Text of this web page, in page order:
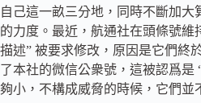
自己這一畝三分地，同時不斷加大
的力度。最近，航通社在頭條號維
描述” 被要求修改，原因是它們終
了本社的微信公衆號，這被認爲是
夠小，不構成威脅的時候，它們並